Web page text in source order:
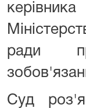
ради
Суд